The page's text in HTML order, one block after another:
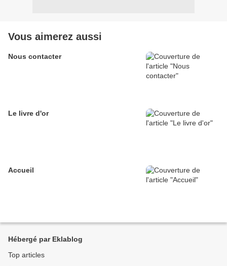
Vous aimerez aussi
Nous contacter
Le livre d'or
Accueil
Hébergé par Eklablog
Top articles